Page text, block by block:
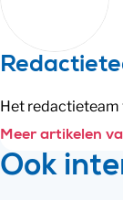
Het redactieteam
Meer artikelen
Ook